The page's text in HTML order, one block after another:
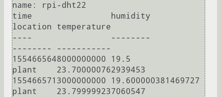
name: rpi-dht22
time                humidity
location temperature
----                --------
-------- -----------
1554665648000000000 19.5
plant    23.700000762939453
1554665713000000000 19.600000381469727
plant    23.799999237060547